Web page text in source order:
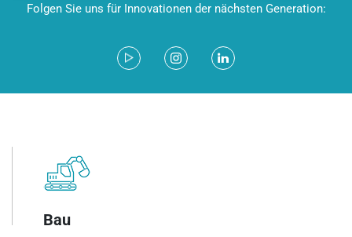
Folgen Sie uns für Innovationen der nächsten Generation:
Bau